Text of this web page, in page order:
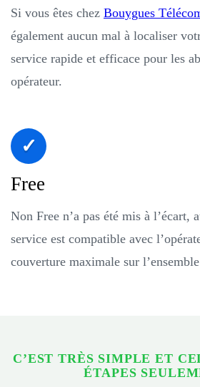
Si vous êtes chez Bouygues
également aucun mal à localiser
service rapide et efficace pour les
opérateur.
Free
Non Free n’a pas été mis à l’écart,
service est compatible avec
couverture maximale sur
C’EST TRÈS SIMPLE ET
ÉTAPES